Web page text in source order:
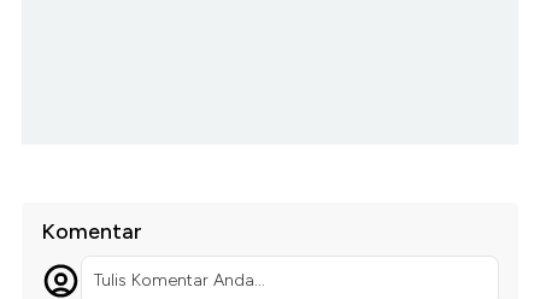
Komentar
Tulis Komentar Anda...